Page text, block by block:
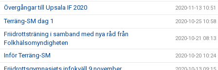
Övergångar till Upsala IF 2020 2020-11-13 10:51
Terräng-SM dag 1 2020-10-25 10:58
Friidrottsträning i samband med nya råd från
Folkhälsomyndigheten
2020-10-21 08:13
Inför Terräng-SM 2020-10-20 10:24